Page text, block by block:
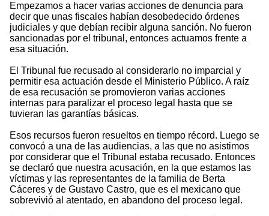
Empezamos a hacer varias acciones de denuncia para
decir que unas fiscales habían desobedecido órdenes
judiciales y que debían recibir alguna sanción. No fueron
sancionadas por el tribunal, entonces actuamos frente a
esa situación.
El Tribunal fue recusado al considerarlo no imparcial y
permitir esa actuación desde el Ministerio Público. A raíz
de esa recusación se promovieron varias acciones
internas para paralizar el proceso legal hasta que se
tuvieran las garantías básicas.
Esos recursos fueron resueltos en tiempo récord. Luego se
convocó a una de las audiencias, a las que no asistimos
por considerar que el Tribunal estaba recusado. Entonces
se declaró que nuestra acusación, en la que estamos las
víctimas y las representantes de la familia de Berta
Cáceres y de Gustavo Castro, que es el mexicano que
sobrevivió al atentado, en abandono del proceso legal.